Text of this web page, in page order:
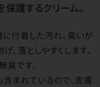
護するクリーム。
付着した汚れ、臭いが
、落としやすくします。
臭です。
まれているので、皮膚